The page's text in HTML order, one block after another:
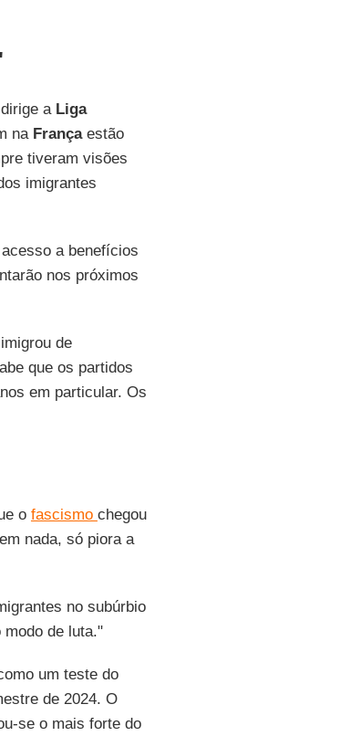
a Liga
na Françaestão
tiveram visões
imigrantes
a benefícios
nos próximos
de
que os partidos
em particular. Os
o fascismo chegou
nada, só piora a
no subúrbio
modo de luta."
um teste do
de 2024. O
se o mais forte do